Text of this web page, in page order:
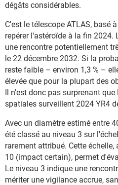
dégâts considérables.
C'est le télescope ATLAS, basé
repérer l'astéroïde à la fin
une rencontre potentiellement
le 22 décembre 2032. Si la
reste faible – environ 1,3 % –
élevée que pour la plupart des
Il n'est donc pas surprenant
spatiales surveillent 2024 YR4
Avec un diamètre estimé entre
été classé au niveau 3 sur
rarement attribué. Cette
10 (impact certain), permet
Le niveau 3 indique une
mériter une vigilance accrue,